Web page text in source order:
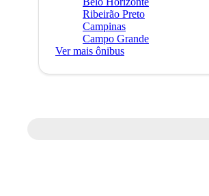
Ribeirão Preto
Campinas
Campo Grande
Ver mais ônibus